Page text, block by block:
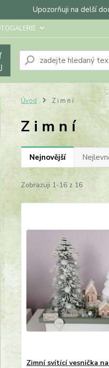
Upozorňuji na delší
Úvod Z i m n í
Z i m n í
Nejnovější
Zobrazuji 1-16 z 16
Zimní svítící vesnička